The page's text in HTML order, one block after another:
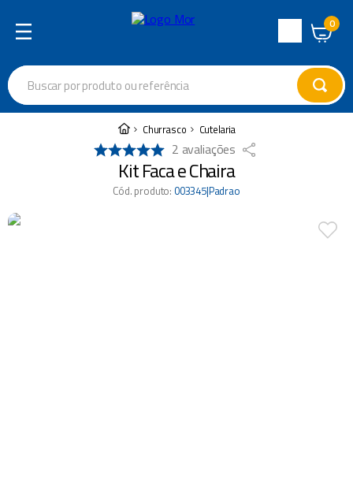
de
Atendimento
0
Buscar por produto ou referência
Churrasco Cutelaria
2 avaliações
Kit Faca e Chaira
Cód. produto: 003345|Padrao
Termos mais buscados